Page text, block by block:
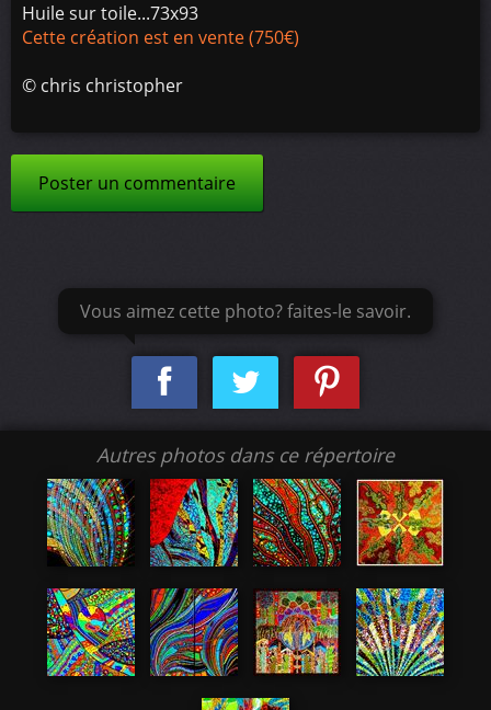
Huile sur toile...73x93
Cette création est en vente (750€)
© chris christopher
Poster un commentaire
Vous aimez cette photo? faites-le savoir.
Autres photos dans ce répertoire